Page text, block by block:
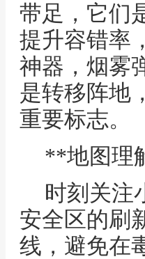
带足，它们
提升容错率
神器，烟雾
是转移阵地
重要标志。
**地图理
时刻关注
安全区的刷
线，避免在